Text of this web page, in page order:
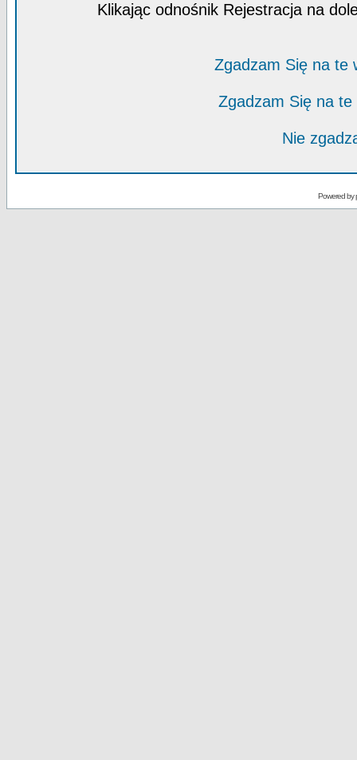
Klikając odnośnik Rejestracja na
Zgadzam Się na te
Zgadzam Się na
Nie
Powered by